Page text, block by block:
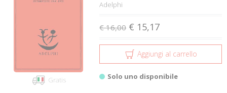
Gratis
Adelphi
€ 16,00 € 15,17
Aggiungi al carrello
Solo uno disponibile